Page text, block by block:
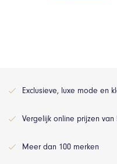
Exclusieve, luxe mode en
Vergelijk online prijzen
Meer dan 100 merken